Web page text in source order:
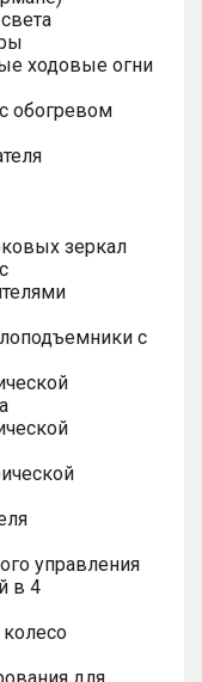
ходовые огни
обогревом
зеркал
с
управления
в 4
для